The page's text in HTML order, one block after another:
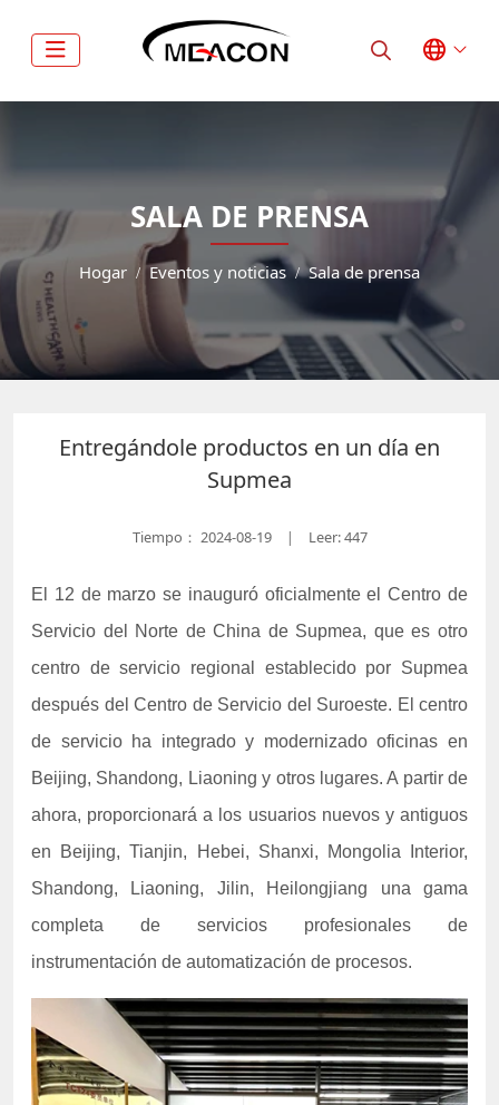
SALA DE PRENSA
Hogar Eventos y noticias Sala de prensa
Entregándole productos en un día en
Supmea
Tiempo： 2024-08-19 | Leer: 447
El 12 de marzo se inauguró oficialmente el Centro de
Servicio del Norte de China de Supmea, que es otro
centro de servicio regional establecido por Supmea
después del Centro de Servicio del Suroeste. El centro
de servicio ha integrado y modernizado oficinas en
Beijing, Shandong, Liaoning y otros lugares. A partir de
ahora, proporcionará a los usuarios nuevos y antiguos
en Beijing, Tianjin, Hebei, Shanxi, Mongolia Interior,
Shandong, Liaoning, Jilin, Heilongjiang una gama
completa de servicios profesionales de
instrumentación de automatización de procesos.